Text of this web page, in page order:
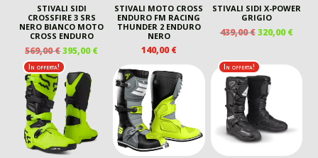
STIVALI SIDI
CROSSFIRE 3 SRS
NERO BIANCO MOTO
CROSS ENDURO
569,00€IL
PREZZO
ORIGINALE
ERA:
569,00 €.
395,00€IL
PREZZO
ATTUALE
395,00 €.
STIVALI MOTO CROSS
ENDURO FM RACING
THUNDER 2 ENDURO
NERO
140,00€
STIVALI SIDI X-POWER
GRIGIO
439,00€ IL
ERA:
439,00 €.
320,00€IL
È:
In offerta! In offerta!